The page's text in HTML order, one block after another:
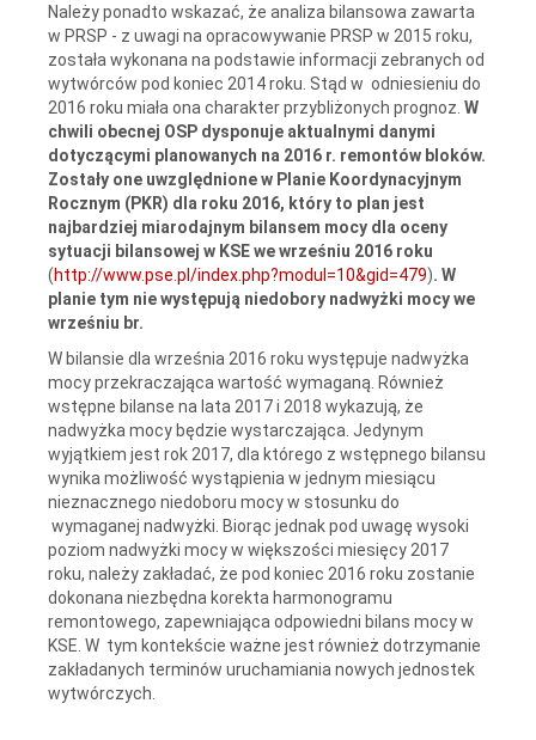
Należy ponadto wskazać, że analiza bilansowa zawarta
w PRSP - z uwagi na opracowywanie PRSP w 2015 roku,
została wykonana na podstawie informacji zebranych od
wytwórców pod koniec 2014 roku. Stąd w odniesieniu do
2016 roku miała ona charakter przybliżonych prognoz. W
chwili obecnej OSP dysponuje aktualnymi danymi
dotyczącymi planowanych na 2016 r. remontów bloków.
Zostały one uwzględnione w Planie Koordynacyjnym
Rocznym (PKR) dla roku 2016, który to plan jest
najbardziej miarodajnym bilansem mocy dla oceny
sytuacji bilansowej w KSE we wrześniu 2016 roku
(http://www.pse.pl/index.php?modul=10&gid=479). W
planie tym nie występują niedobory nadwyżki mocy we
wrześniu br.
W bilansie dla września 2016 roku występuje nadwyżka
mocy przekraczająca wartość wymaganą. Również
wstępne bilanse na lata 2017 i 2018 wykazują, że
nadwyżka mocy będzie wystarczająca. Jedynym
wyjątkiem jest rok 2017, dla którego z wstępnego bilansu
wynika możliwość wystąpienia w jednym miesiącu
nieznacznego niedoboru mocy w stosunku do
wymaganej nadwyżki. Biorąc jednak pod uwagę wysoki
poziom nadwyżki mocy w większości miesięcy 2017
roku, należy zakładać, że pod koniec 2016 roku zostanie
dokonana niezbędna korekta harmonogramu
remontowego, zapewniająca odpowiedni bilans mocy w
KSE. W tym kontekście ważne jest również dotrzymanie
zakładanych terminów uruchamiania nowych jednostek
wytwórczych.